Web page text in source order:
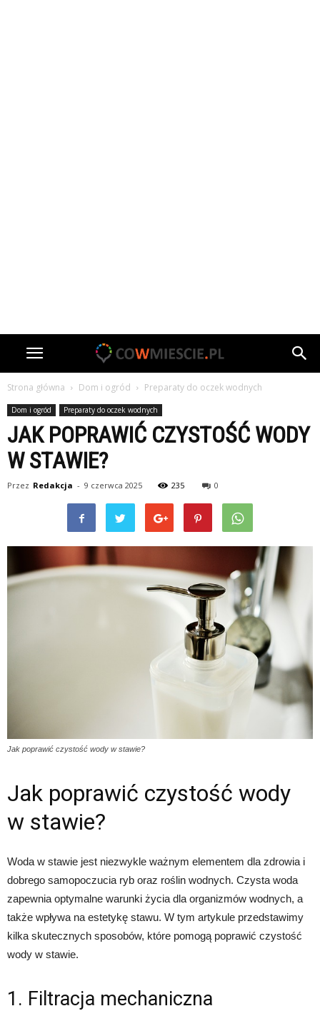
Strona główna Dom i ogród Preparaty do oczek wodnych
Dom i ogród Preparaty do oczek wodnych
JAK POPRAWIĆ CZYSTOŚĆ WODY
W STAWIE?
Przez Redakcja - 9 czerwca 2025 235 0
Jak poprawić czystość wody w stawie?
Jak poprawić czystość wody
w stawie?
Woda w stawie jest niezwykle ważnym elementem dla zdrowia i
dobrego samopoczucia ryb oraz roślin wodnych. Czysta woda
zapewnia optymalne warunki życia dla organizmów wodnych, a
także wpływa na estetykę stawu. W tym artykule przedstawimy
kilka skutecznych sposobów, które pomogą poprawić czystość
wody w stawie.
1. Filtracja mechaniczna